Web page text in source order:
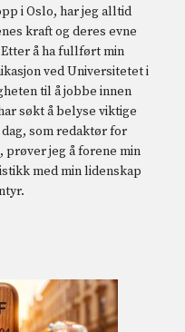
i Oslo, har jeg alltid
kraft og deres evne
å ha fullført min
ved Universitetet i
til å jobbe innen
søkt å belyse viktige
som redaktør for
jeg å forene min
med min lidenskap